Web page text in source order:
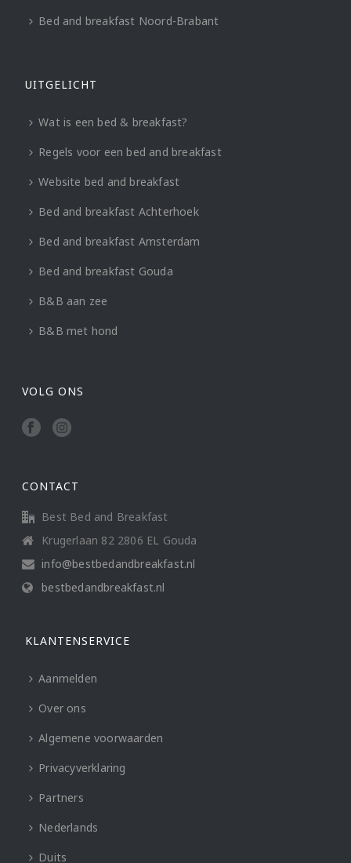
Bed and breakfast Noord-Brabant
UITGELICHT
Wat is een bed & breakfast?
Regels voor een bed and breakfast
Website bed and breakfast
Bed and breakfast Achterhoek
Bed and breakfast Amsterdam
Bed and breakfast Gouda
B&B aan zee
B&B met hond
VOLG ONS
CONTACT
Best Bed and Breakfast
Krugerlaan 82 2806 EL Gouda
info@bestbedandbreakfast.nl
bestbedandbreakfast.nl
KLANTENSERVICE
Aanmelden
Over ons
Algemene voorwaarden
Privacyverklaring
Partners
Nederlands
Duits